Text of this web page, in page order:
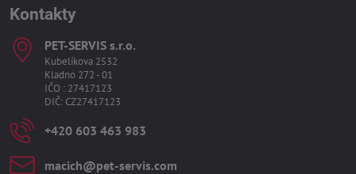
Kontakty
PET-SERVIS s​.r​.o​.
Kubelíkova 2532
Kladno 272 - 01
IČO : 27417123
DIČ: CZ27417123
+420 603 463 983
macich​@pet-servis​.com